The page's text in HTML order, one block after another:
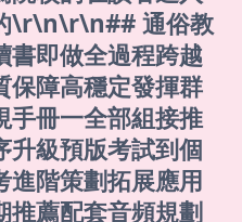
\r\n\r\n## 通俗教
書即做全過程跨越
保障高穩定發揮群
手冊一全部組接推
升級預版考試到個
進階策劃拓展應用
推薦配套音頻規劃